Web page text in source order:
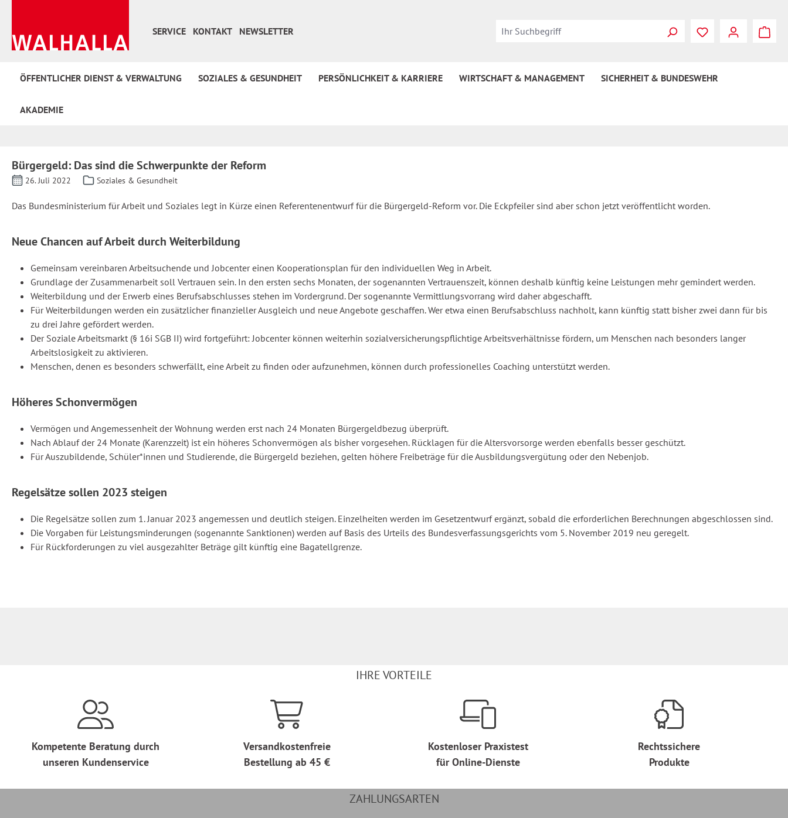
SERVICE
KONTAKT NEWSLETTER
ÖFFENTLICHER DIENST & VERWALTUNG SOZIALES & GESUNDHEIT PERSÖNLICHKEIT & KARRIERE WIRTSCHAFT & MANAGEMENT SICHERHEIT & BUNDESWEHR
AKADEMIE
Bürgergeld: Das sind die Schwerpunkte der Reform
26. Juli 2022 Soziales & Gesundheit
Das Bundesministerium für Arbeit und Soziales legt in Kürze einen Referentenentwurf für die Bürgergeld-Reform vor. Die Eckpfeiler sind aber schon jetzt veröffentlicht worden.
Neue Chancen auf Arbeit durch Weiterbildung
Gemeinsam vereinbaren Arbeitsuchende und Jobcenter einen Kooperationsplan für den individuellen Weg in Arbeit.
Grundlage der Zusammenarbeit soll Vertrauen sein. In den ersten sechs Monaten, der sogenannten Vertrauenszeit, können deshalb künftig keine Leistungen mehr gemindert werden.
Weiterbildung und der Erwerb eines Berufsabschlusses stehen im Vordergrund. Der sogenannte Vermittlungsvorrang wird daher abgeschafft.
Für Weiterbildungen werden ein zusätzlicher finanzieller Ausgleich und neue Angebote geschaffen. Wer etwa einen Berufsabschluss nachholt, kann künftig statt bisher zwei dann für bis
zu drei Jahre gefördert werden.
Der Soziale Arbeitsmarkt (§ 16i SGB II) wird fortgeführt: Jobcenter können weiterhin sozialversicherungspflichtige Arbeitsverhältnisse fördern, um Menschen nach besonders langer
Arbeitslosigkeit zu aktivieren.
Menschen, denen es besonders schwerfällt, eine Arbeit zu finden oder aufzunehmen, können durch professionelles Coaching unterstützt werden.
Höheres Schonvermögen
Vermögen und Angemessenheit der Wohnung werden erst nach 24 Monaten Bürgergeldbezug überprüft.
Nach Ablauf der 24 Monate (Karenzzeit) ist ein höheres Schonvermögen als bisher vorgesehen. Rücklagen für die Altersvorsorge werden ebenfalls besser geschützt.
Für Auszubildende, Schüler*innen und Studierende, die Bürgergeld beziehen, gelten höhere Freibeträge für die Ausbildungsvergütung oder den Nebenjob.
Regelsätze sollen 2023 steigen
Die Regelsätze sollen zum 1. Januar 2023 angemessen und deutlich steigen. Einzelheiten werden im Gesetzentwurf ergänzt, sobald die erforderlichen Berechnungen abgeschlossen sind.
Die Vorgaben für Leistungsminderungen (sogenannte Sanktionen) werden auf Basis des Urteils des Bundesverfassungsgerichts vom 5. November 2019 neu geregelt.
Für Rückforderungen zu viel ausgezahlter Beträge gilt künftig eine Bagatellgrenze.
IHRE VORTEILE
Kompetente Beratung durch
unseren Kundenservice
Versandkostenfreie
Bestellung ab 45 €
Kostenloser Praxistest
für Online-Dienste
Rechtssichere
Produkte
ZAHLUNGSARTEN